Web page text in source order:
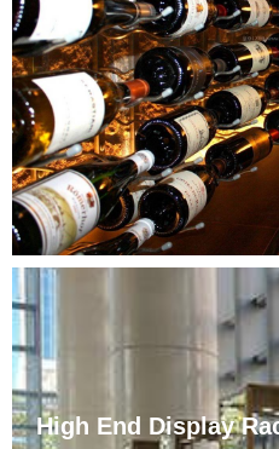
Jinhehai Wine Cabinet သ
ကြီးများနှင့် ဟိုတယ်များအတွက်
ဝိုင်ပုံးများကို ဆိုဒ်အရွယ်အစ
လိုအပ်ချက်များအတွက် အံဝင်
High End Display